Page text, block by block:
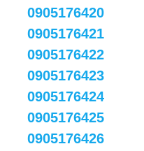
0905176420
0905176421
0905176422
0905176423
0905176424
0905176425
0905176426